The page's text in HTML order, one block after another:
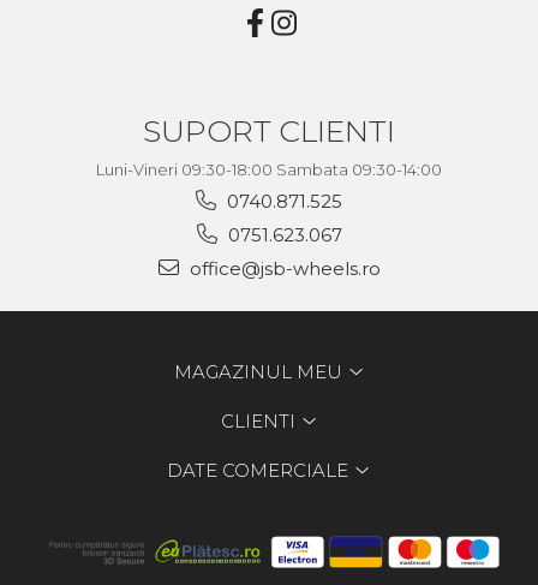
SUPORT CLIENTI
Luni-Vineri 09:30-18:00 Sambata 09:30-14:00
0740.871.525
0751.623.067
office@jsb-wheels.ro
MAGAZINUL MEU
CLIENTI
DATE COMERCIALE